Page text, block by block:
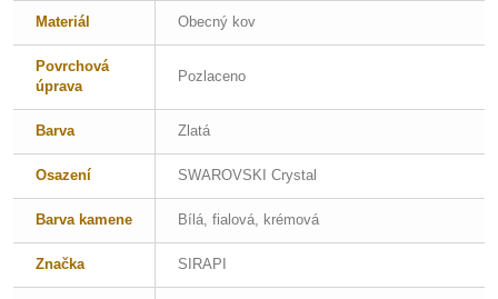
Materiál Obecný kov
Povrchová
úprava
Pozlaceno
Barva Zlatá
Osazení SWAROVSKI Crystal
Barva kamene Bílá, fialová, krémová
Značka SIRAPI